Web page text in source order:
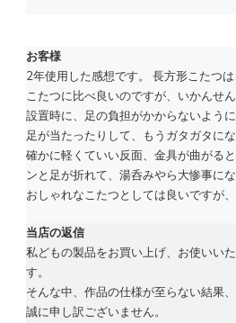
お客様
2年使用した感想です。 長方形こたつ
こたつに比べ良いのですが、いかんせ
設置時に、足の負担がかからないよう
足が当たったりして、もうガタガタにな
確かに軽くていい反面、金具が曲がる
ンと足が折れて、湯呑みやら大惨事にな
おしゃれなこたつとしては良いですが
当店の返信
私どもの製品をお買い上げ、お使いい
す。
そんな中、作品の仕様が至らない結果
誠に申し訳ございません。